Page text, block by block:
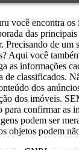
você encontra
das
Precisando de um
Aqui você
as informações
de classificados.
dos
dos imóveis.
confirmar as
podem ser
objetos podem